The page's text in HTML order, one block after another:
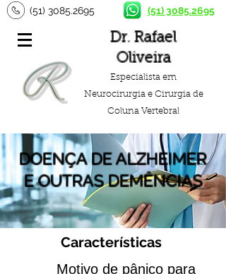
Dr. Rafael
Oliveira
Especialista em
Neurocirurgia e Cirurgia de
Coluna Vertebral
(51) 3085.2695 (51) 3085.2695
DOENÇA DE ALZHEIMER
E OUTRAS DEMÊNCIAS
Características
Motivo de pânico para